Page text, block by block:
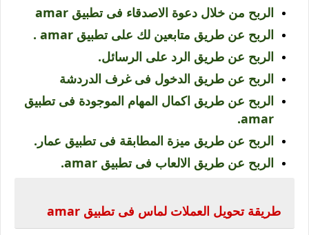
الربح من خلال دعوة الاصدقاء فى تطبيق amar
الربح عن طريق متابعين لك على تطبيق amar .
الربح عن طريق الرد على الرسائل.
الربح عن طريق الدخول فى غرف الدردشة
الربح عن طريق اكمال المهام الموجودة فى تطبيق
amar.
الربح عن طريق ميزة المطابقة فى تطبيق عمار.
الربح عن طريق الالعاب فى تطبيق amar.
طريقة تحويل العملات لماس فى تطبيق amar